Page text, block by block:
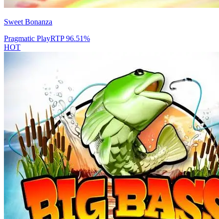
Sweet Bonanza
Pragmatic PlayRTP96.51%
HOT